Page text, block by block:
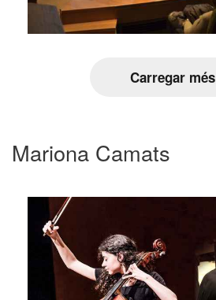
Carregar més
Mariona Camats